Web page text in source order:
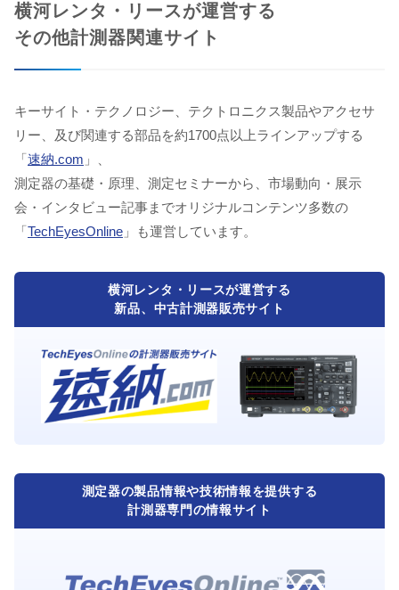
横河レンタ・リースが運営する
その他計測器関連サイト
キーサイト・テクノロジー、テクトロニクス製品やアクセサ
リー、及び関連する部品を約1700点以上ラインアップする
「 速納.com 」、
測定器の基礎・原理、測定セミナーから、市場動向・展示
会・インタビュー記事までオリジナルコンテンツ多数の
「 TechEyesOnline 」も運営しています。
横河レンタ・リースが運営する
新品、中古計測器販売サイト
測定器の製品情報や技術情報を提供する
計測器専門の情報サイト